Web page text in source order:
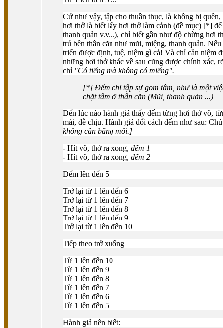
Cứ như vậy, tập cho thuần thục, là không bị
hơi thở là biết lấy hơi thở làm cảnh (đề mục) [*]
thanh quản v.v...), chỉ biết gần như độ chừng hơi
trú bên thân căn như mũi, miệng, thanh quản.
triển được định, tuệ, niệm gì cả! Và chỉ cần niệm
những hơi thở khác về sau cũng được chính xác,
chỉ "Có tiếng mà không có miếng".
[*] Ðếm chỉ tập sự gom tâm, như là một
chặt tâm ở thân căn (Mũi, thanh quản ...)
Ðến lúc nào hành giả thấy đếm từng hơi thở vô,
mái, dễ chịu. Hành giả đổi cách đếm như sau:
không cần bằng môi.]
- Hít vô, thở ra xong, đếm 1
- Hít vô, thở ra xong, đếm 2
Ðếm lên đến 5
Trở lại từ 1 lên đến 6
Trở lại từ 1 lên đến 7
Trở lại từ 1 lên đến 8
Trở lại từ 1 lên đến 9
Trở lại từ 1 lên đến 10
Tiếp theo trở xuống
Từ 1 lên đến 10
Từ 1 lên đến 9
Từ 1 lên đến 8
Từ 1 lên đến 7
Từ 1 lên đến 6
Từ 1 lên đến 5
Hành giả nên biết: